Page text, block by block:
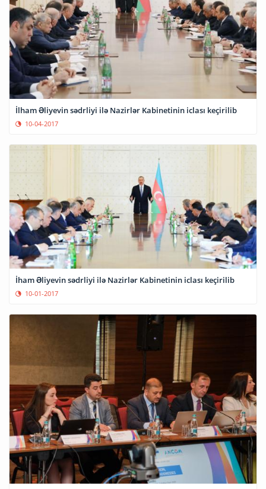
İlham Əliyevin sədrliyi ilə Nazirlər Kabinetinin iclası keçirilib
10-04-2017
İham Əliyevin sədrliyi ilə Nazirlər Kabinetinin iclası keçirilib
10-01-2017